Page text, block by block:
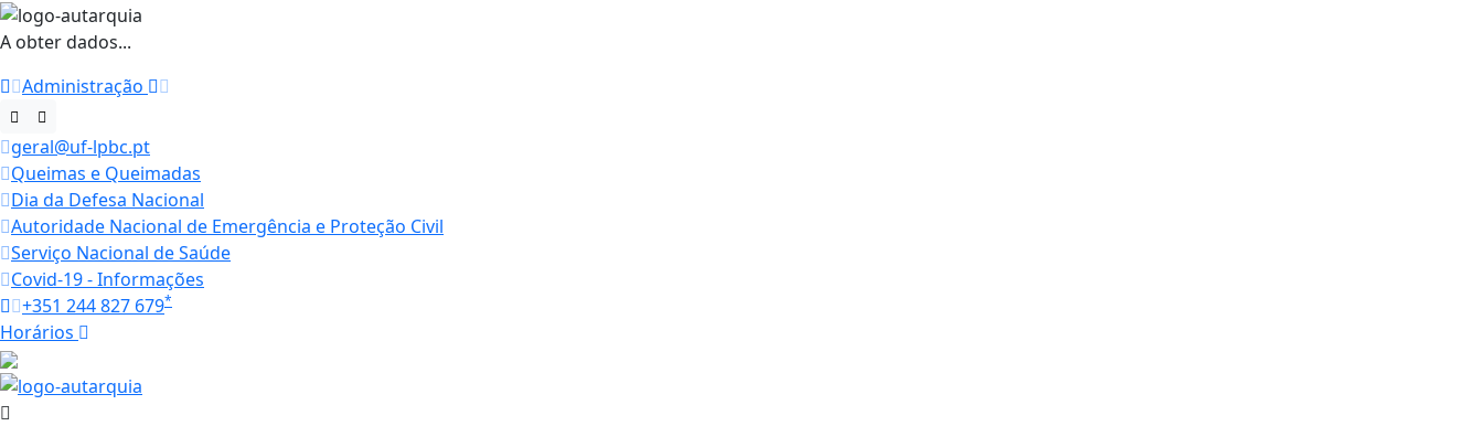
A obter dados...
Administração
geral@uf-lpbc.pt
Queimas e Queimadas
Dia da Defesa Nacional
Autoridade Nacional de Emergência e Proteção Civil
Serviço Nacional de Saúde
Covid-19 - Informações
+351 244 827 679*
Horários